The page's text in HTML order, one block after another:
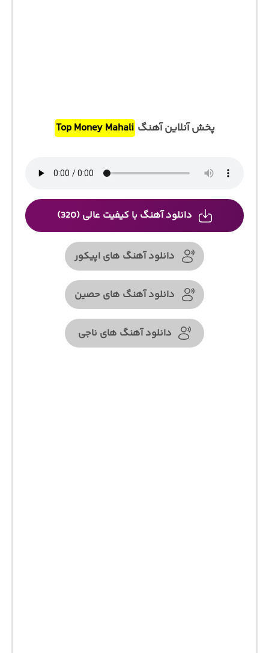
پخش آنلاین آهنگ Top Money Mahali
دانلود آهنگ با کیفیت عالی (320)
دانلود آهنگ های اپیکور
دانلود آهنگ های حصین
دانلود آهنگ های ناجی